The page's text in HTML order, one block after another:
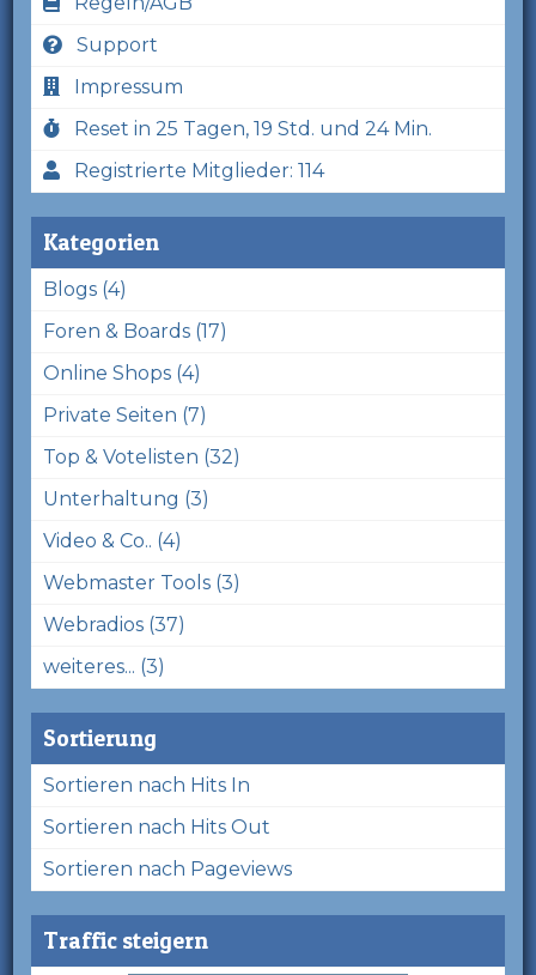
Support
Impressum
Reset in 25 Tagen, 19 Std. und 24 Min.
Registrierte Mitglieder: 114
Kategorien
Blogs (4)
Foren & Boards (17)
Online Shops (4)
Private Seiten (7)
Top & Votelisten (32)
Unterhaltung (3)
Video & Co.. (4)
Webmaster Tools (3)
Webradios (37)
weiteres... (3)
Sortierung
Sortieren nach Hits In
Sortieren nach Hits Out
Sortieren nach Pageviews
Traffic steigern